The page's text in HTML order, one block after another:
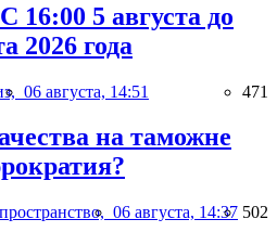
16:00 5 августа до
2026 года
06 августа, 14:51 471
на таможне
06 августа, 14:37 502